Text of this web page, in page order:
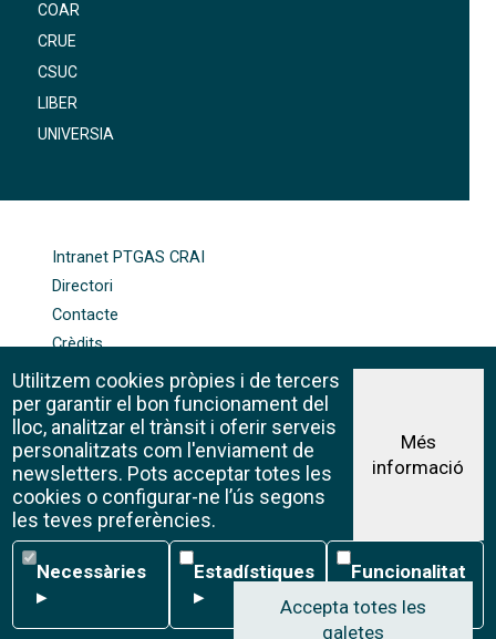
COAR
CRUE
CSUC
LIBER
UNIVERSIA
Intranet PTGAS CRAI
Directori
Contacte
Crèdits
Mapa web
Política de galetes
Avís legal
©CRAI Universitat de Barcelona
Creative Commons 4.0
Utilitzem cookies pròpies i de tercers
per garantir el bon funcionament del
lloc, analitzar el trànsit i oferir serveis
personalitzats com l'enviament de
newsletters. Pots acceptar totes les
cookies o configurar-ne l’ús segons
les teves preferències.
Més
informació
Necessàries
Necessàries
▸
Estadístiques
Estadístiques
▸
Funcionalitat
Funcionalitat
▸
Accepta totes les
galetes